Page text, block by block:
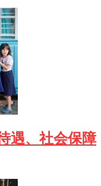
遇、社会保障